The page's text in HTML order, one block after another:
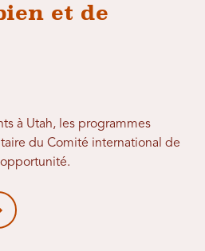
et de
à Utah, les programmes
du Comité international de